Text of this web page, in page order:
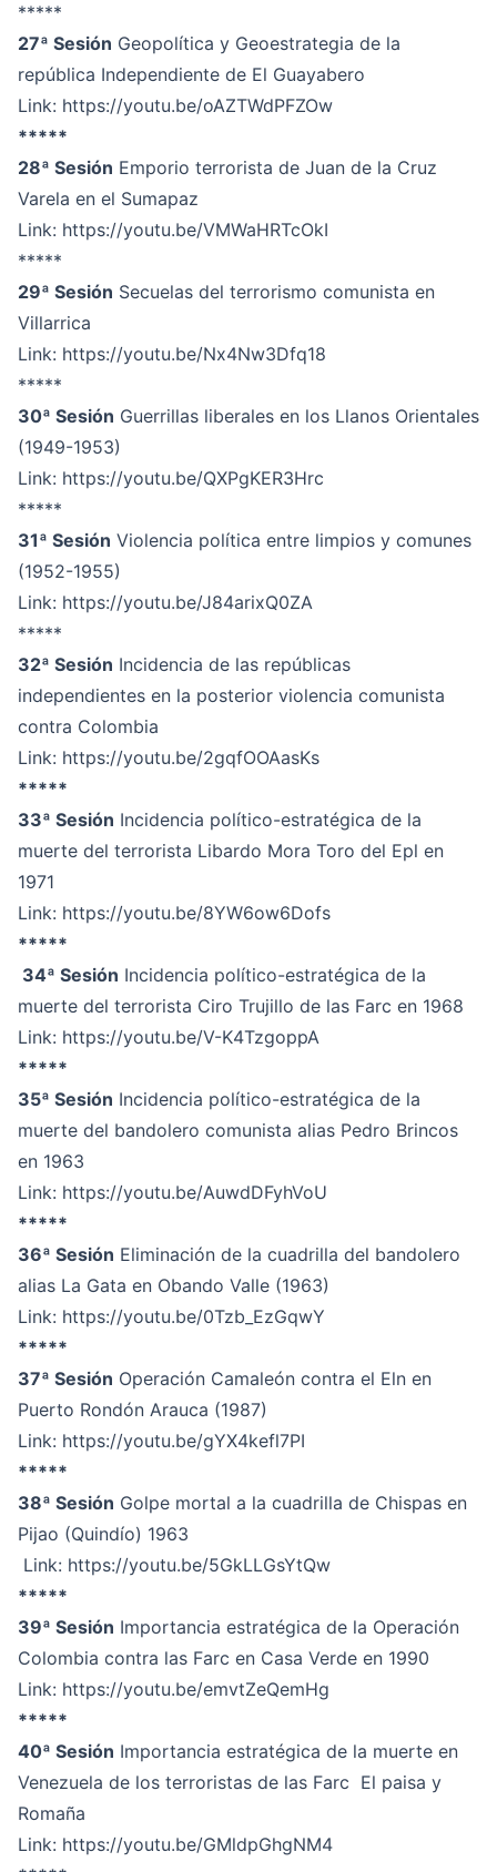
*****
27ª Sesión Geopolítica y Geoestrategia de la
república Independiente de El Guayabero
Link: https://youtu.be/oAZTWdPFZOw
*****
28ª Sesión Emporio terrorista de Juan de la Cruz
Varela en el Sumapaz
Link: https://youtu.be/VMWaHRTcOkI
*****
29ª Sesión Secuelas del terrorismo comunista en
Villarrica
Link: https://youtu.be/Nx4Nw3Dfq18
*****
30ª Sesión Guerrillas liberales en los Llanos Orientales
(1949-1953)
Link: https://youtu.be/QXPgKER3Hrc
*****
31ª Sesión Violencia política entre limpios y comunes
(1952-1955)
Link: https://youtu.be/J84arixQ0ZA
*****
32ª Sesión Incidencia de las repúblicas
independientes en la posterior violencia comunista
contra Colombia
Link: https://youtu.be/2gqfOOAasKs
*****
33ª Sesión Incidencia político-estratégica de la
muerte del terrorista Libardo Mora Toro del Epl en
1971
Link: https://youtu.be/8YW6ow6Dofs
*****
34ª Sesión Incidencia político-estratégica de la
muerte del terrorista Ciro Trujillo de las Farc en 1968
Link: https://youtu.be/V-K4TzgoppA
*****
35ª Sesión Incidencia político-estratégica de la
muerte del bandolero comunista alias Pedro Brincos
en 1963
Link: https://youtu.be/AuwdDFyhVoU
*****
36ª Sesión Eliminación de la cuadrilla del bandolero
alias La Gata en Obando Valle (1963)
Link: https://youtu.be/0Tzb_EzGqwY
*****
37ª Sesión Operación Camaleón contra el Eln en
Puerto Rondón Arauca (1987)
Link: https://youtu.be/gYX4kefl7PI
*****
38ª Sesión Golpe mortal a la cuadrilla de Chispas en
Pijao (Quindío) 1963
Link: https://youtu.be/5GkLLGsYtQw
*****
39ª Sesión Importancia estratégica de la Operación
Colombia contra las Farc en Casa Verde en 1990
Link: https://youtu.be/emvtZeQemHg
*****
40ª Sesión Importancia estratégica de la muerte en
Venezuela de los terroristas de las Farc El paisa y
Romaña
Link: https://youtu.be/GMldpGhgNM4